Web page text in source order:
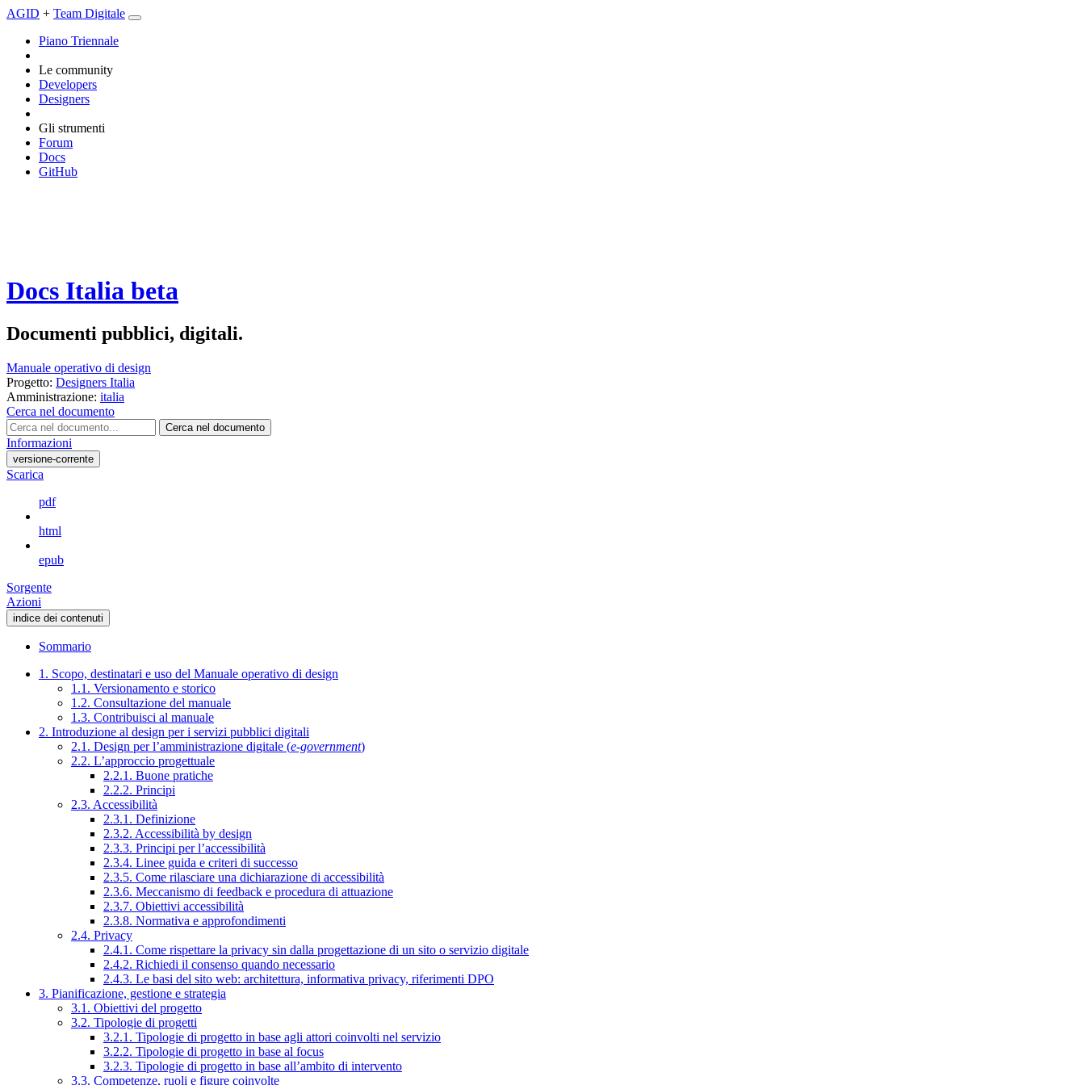
AGID + Team Digitale
Piano Triennale
Le community
Developers
Designers
Gli strumenti
Forum
Docs
GitHub
Docs Italia beta
Documenti pubblici, digitali.
Manuale operativo di design
Progetto: Designers Italia
Amministrazione: italia
Cerca nel documento
Cerca nel documento
Informazioni
versione-corrente
Scarica
pdf
html
epub
Sorgente
Azioni
indice dei contenuti
Sommario
1. Scopo, destinatari e uso del Manuale operativo di design
1.1. Versionamento e storico
1.2. Consultazione del manuale
1.3. Contribuisci al manuale
2. Introduzione al design per i servizi pubblici digitali
2.1. Design per l’amministrazione digitale (e-government)
2.2. L’approccio progettuale
2.2.1. Buone pratiche
2.2.2. Principi
2.3. Accessibilità
2.3.1. Definizione
2.3.2. Accessibilità by design
2.3.3. Principi per l’accessibilità
2.3.4. Linee guida e criteri di successo
2.3.5. Come rilasciare una dichiarazione di accessibilità
2.3.6. Meccanismo di feedback e procedura di attuazione
2.3.7. Obiettivi accessibilità
2.3.8. Normativa e approfondimenti
2.4. Privacy
2.4.1. Come rispettare la privacy sin dalla progettazione di un sito o servizio digitale
2.4.2. Richiedi il consenso quando necessario
2.4.3. Le basi del sito web: architettura, informativa privacy, riferimenti DPO
3. Pianificazione, gestione e strategia
3.1. Obiettivi del progetto
3.2. Tipologie di progetti
3.2.1. Tipologie di progetto in base agli attori coinvolti nel servizio
3.2.2. Tipologie di progetto in base al focus
3.2.3. Tipologie di progetto in base all’ambito di intervento
3.3. Competenze, ruoli e figure coinvolte